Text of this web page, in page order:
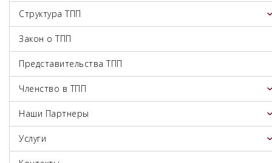
Структура ТПП
Закон о ТПП
Представительства ТПП
Членство в ТПП
Наши Партнеры
Услуги